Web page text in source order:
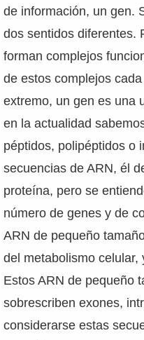
de información, un gen.
dos sentidos diferentes.
forman complejos
de estos complejos
extremo, un gen es una
en la actualidad
péptidos, polipéptidos o
secuencias de ARN, él
proteína, pero se
número de genes y de
ARN de pequeño
del metabolismo
Estos ARN de pequeño
sobrescriben exones,
considerarse estas